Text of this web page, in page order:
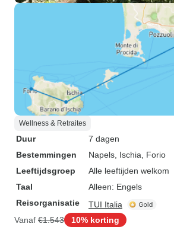
Wellness & Retraites
Duur
7 dagen
Bestemmingen
Napels , Ischia , Forio
Leeftijdsgroep
Alle leeftijden welkom
Taal
Alleen: Engels
Reisorganisatie
TUI Italia
Vanaf €1.543 10% korting